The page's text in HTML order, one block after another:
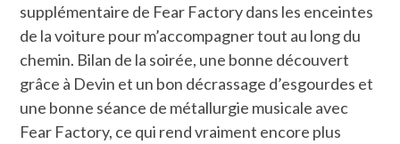
supplémentaire de Fear Factory dans les enceintes
de la voiture pour m’accompagner tout au long du
chemin. Bilan de la soirée, une bonne découvert
grâce à Devin et un bon décrassage d’esgourdes et
une bonne séance de métallurgie musicale avec
Fear Factory, ce qui rend vraiment encore plus